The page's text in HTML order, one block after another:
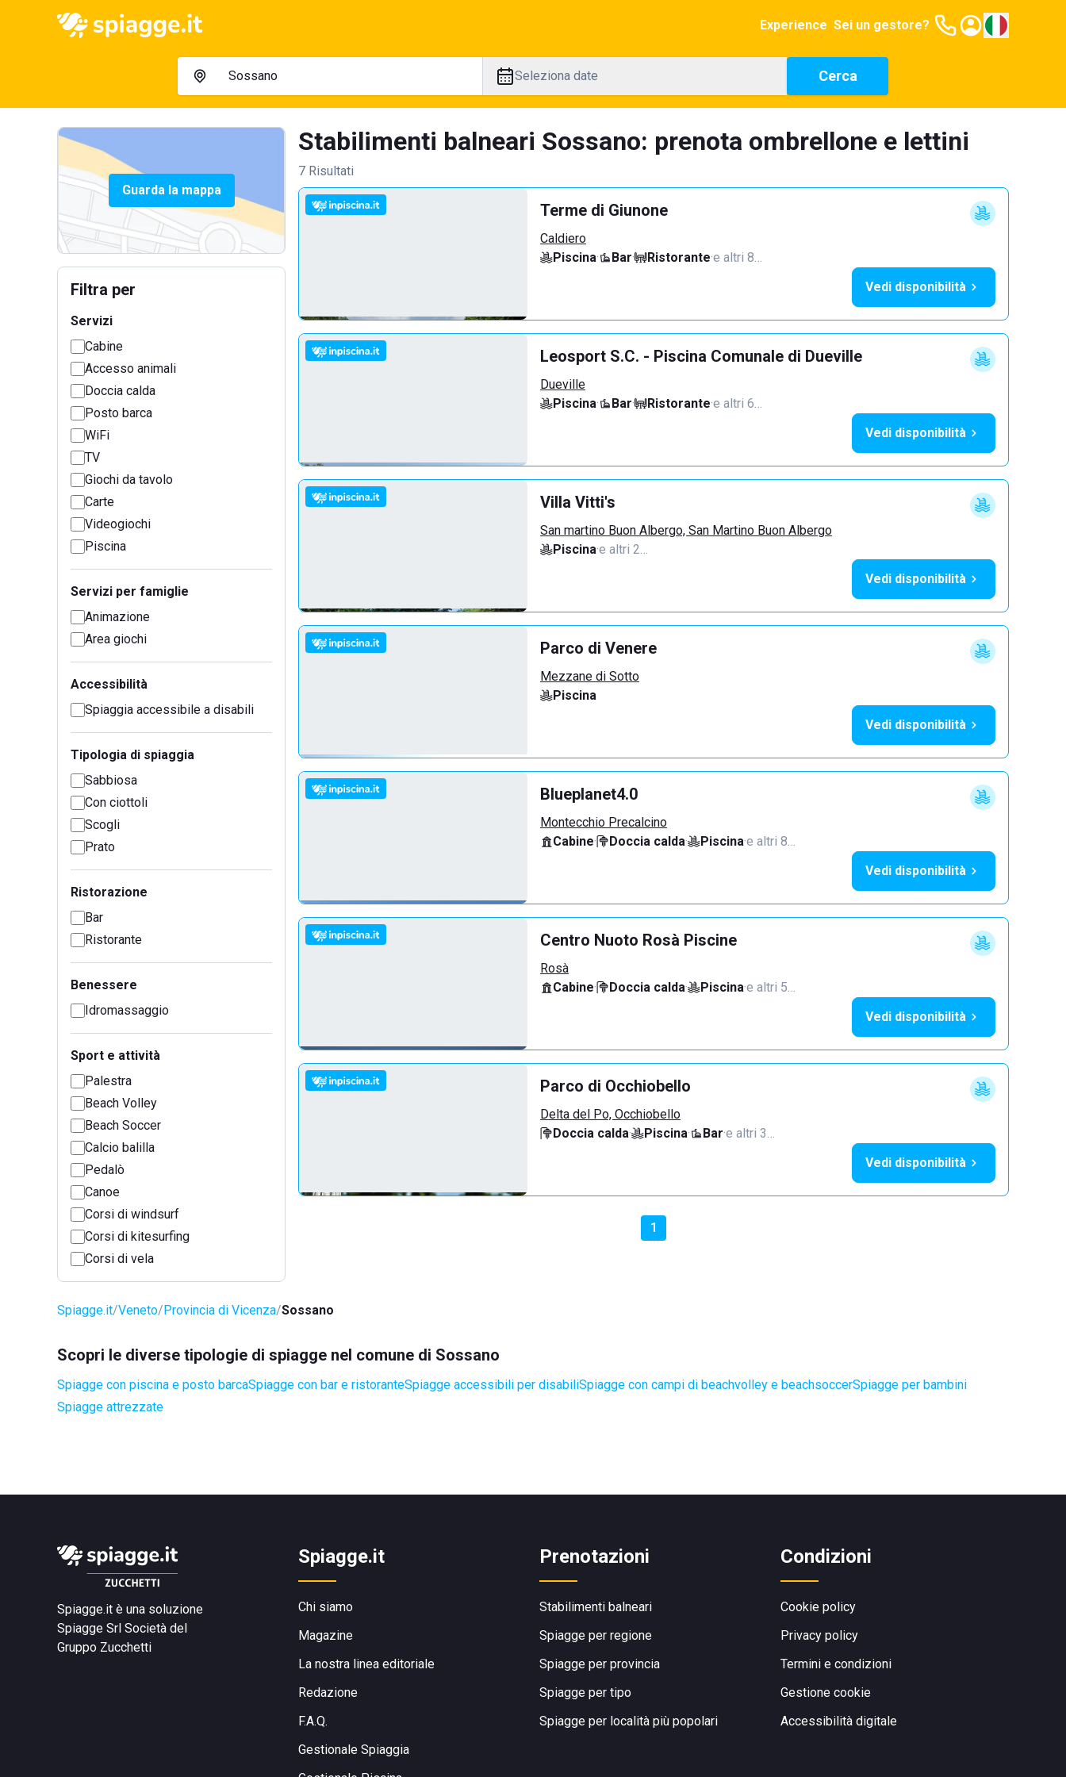
Experience Sei un gestore?
Seleziona date Cerca
Guarda la mappa
Filtra per
Servizi
Cabine
Accesso animali
Doccia calda
Posto barca
WiFi
TV
Giochi da tavolo
Carte
Videogiochi
Piscina
Servizi per famiglie
Animazione
Area giochi
Accessibilità
Spiaggia accessibile a disabili
Tipologia di spiaggia
Sabbiosa
Con ciottoli
Scogli
Prato
Ristorazione
Bar
Ristorante
Benessere
Idromassaggio
Sport e attività
Palestra
Beach Volley
Beach Soccer
Calcio balilla
Pedalò
Canoe
Corsi di windsurf
Corsi di kitesurfing
Corsi di vela
Stabilimenti balneari Sossano: prenota ombrellone e lettini
7 Risultati
Terme di Giunone
Caldiero
Piscina· Bar· Ristorante·e altri 8…
Vedi disponibilità
Leosport S.C. - Piscina Comunale di Dueville
Dueville
Piscina· Bar· Ristorante·e altri 6…
Vedi disponibilità
Villa Vitti's
San martino Buon Albergo, San Martino Buon Albergo
Piscina·e altri 2…
Vedi disponibilità
Parco di Venere
Mezzane di Sotto
Piscina
Vedi disponibilità
Blueplanet4.0
Montecchio Precalcino
Cabine· Doccia calda· Piscina·e altri 8…
Vedi disponibilità
Centro Nuoto Rosà Piscine
Rosà
Cabine· Doccia calda· Piscina·e altri 5…
Vedi disponibilità
Parco di Occhiobello
Delta del Po, Occhiobello
Doccia calda· Piscina· Bar·e altri 3…
Vedi disponibilità
1
Spiagge.it Veneto Provincia di Vicenza Sossano
Scopri le diverse tipologie di spiagge nel comune di Sossano
Spiagge con piscina e posto barcaSpiagge con bar e ristoranteSpiagge accessibili per disabiliSpiagge con campi di beachvolley e beachsoccerSpiagge per bambini
Spiagge attrezzate
Spiagge.it è una soluzione
Spiagge Srl Società del
Gruppo Zucchetti
Spiagge.it
Chi siamo
Magazine
La nostra linea editoriale
Redazione
F.A.Q.
Gestionale Spiaggia
Prenotazioni
Stabilimenti balneari
Spiagge per regione
Spiagge per provincia
Spiagge per tipo
Spiagge per località più popolari
Condizioni
Cookie policy
Privacy policy
Termini e condizioni
Gestione cookie
Accessibilità digitale